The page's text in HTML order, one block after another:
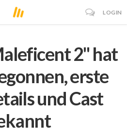
LOGIN
2" hat
erste
und Cast